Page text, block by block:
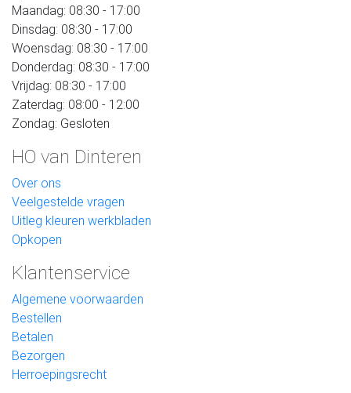
Maandag: 08:30 - 17:00
Dinsdag: 08:30 - 17:00
Woensdag: 08:30 - 17:00
Donderdag: 08:30 - 17:00
Vrijdag: 08:30 - 17:00
Zaterdag: 08:00 - 12:00
Zondag: Gesloten
HO van Dinteren
Over ons
Veelgestelde vragen
Uitleg kleuren werkbladen
Opkopen
Klantenservice
Algemene voorwaarden
Bestellen
Betalen
Bezorgen
Herroepingsrecht